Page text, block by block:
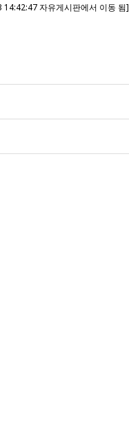
자유게시판에서 이동 됨]